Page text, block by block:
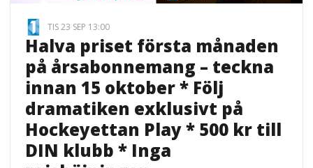
TIS 23 SEP 13:00
Halva priset första månaden
på årsabonnemang – teckna
innan 15 oktober * Följ
dramatiken exklusivt på
Hockeyettan Play * 500 kr till
DIN klubb * Inga